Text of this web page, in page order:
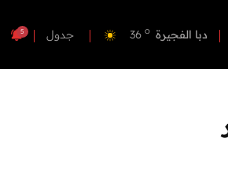
دبا الفجيرة 36 o جدول 5